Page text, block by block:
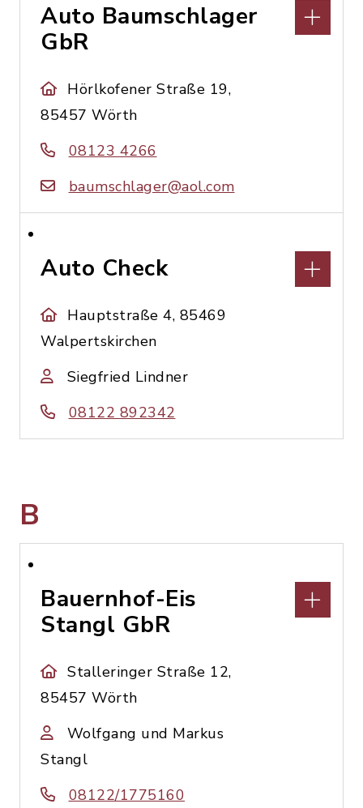
Auto Baumschlager
GbR
Hörlkofener Straße 19,
85457 Wörth
08123 4266
baumschlager@aol.com
Auto Check
Hauptstraße 4, 85469
Walpertskirchen
Siegfried Lindner
08122 892342
B
Bauernhof-Eis
Stangl GbR
Stalleringer Straße 12,
85457 Wörth
Wolfgang und Markus
Stangl
08122/1775160